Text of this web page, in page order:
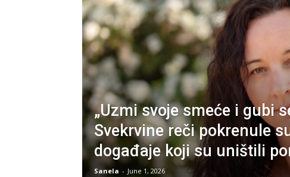
„Uzmi svoje smeće i gubi
Svekrvine reči pokrenule
događaje koji su uništili
Sanela - June 1, 2026